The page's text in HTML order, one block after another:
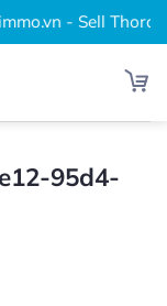
- Sell
95d4-